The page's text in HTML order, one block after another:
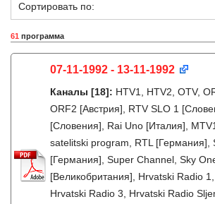
Сортировать по:
61 программа
07-11-1992 - 13-11-1992
Каналы [18]: HTV1, HTV2, OTV,
ORF2 [Австрия], RTV SLO 1
[Словения], Rai Uno [Италия],
satelitski program, RTL [Германия],
[Германия], Super Channel, Sky
[Великобритания], Hrvatski Radio
Hrvatski Radio 3, Hrvatski Radio